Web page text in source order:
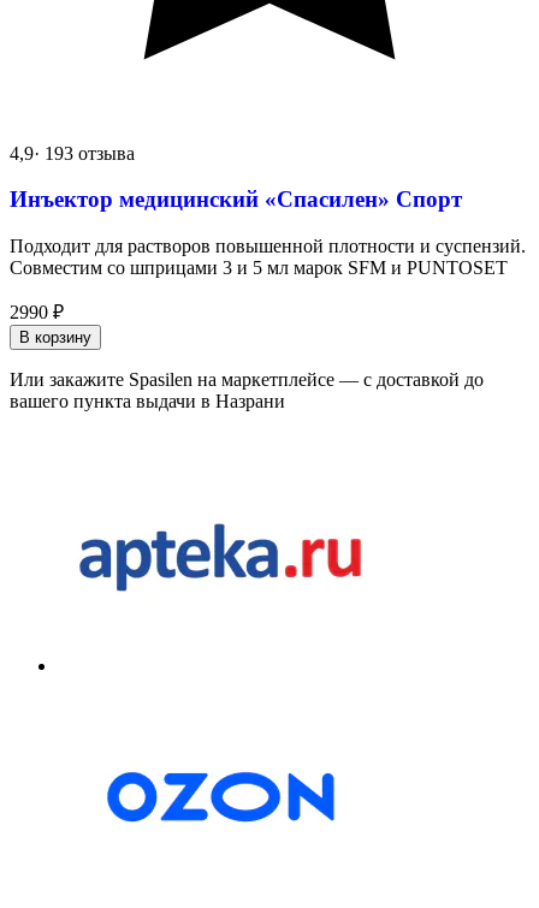
4,9· 193 отзыва
Инъектор медицинский «Спасилен» Спорт
Подходит для растворов повышенной плотности и суспензий.
Совместим со шприцами 3 и 5 мл марок SFM и PUNTOSET
2990 ₽
В корзину
Или закажите Spasilen на маркетплейсе — с доставкой до
вашего пункта выдачи в Назрани